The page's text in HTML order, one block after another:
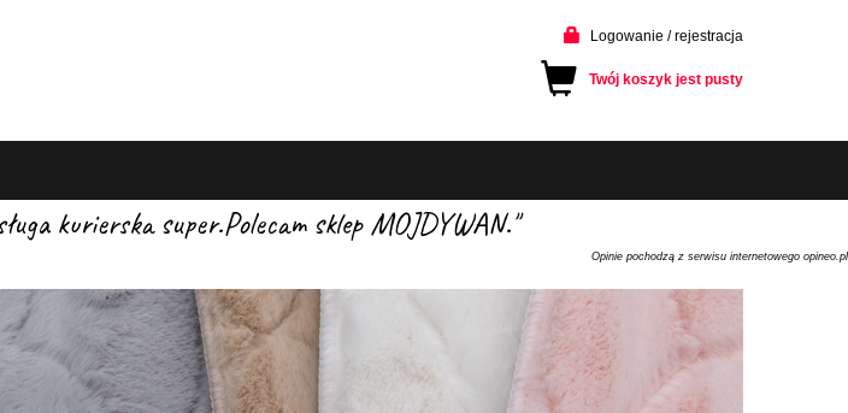
Logowanie / rejestracja
Twój koszyk jest pusty
kurierska super.Polecam sklep MOJDYWAN."
Opinie pochodzą z serwisu internetowego opineo.pl